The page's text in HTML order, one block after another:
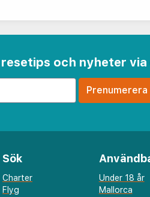
och nyheter
Sök
Charter
Flyg
Under 18 år
Mallorca